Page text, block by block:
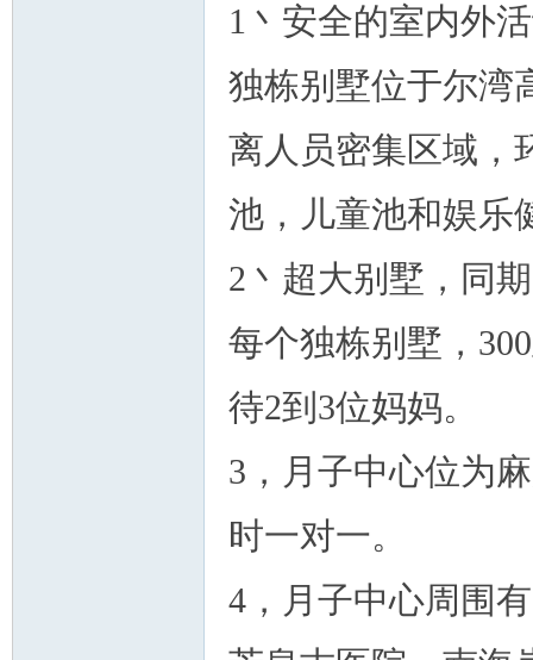
1丶安全的室内外
独栋别墅位于尔湾
离人员密集区域，
池，儿童池和娱
2丶超大别墅，同
每个独栋别墅，
待2到3位妈妈。
3，月子中心位为
时一对一。
4，月子中心周围